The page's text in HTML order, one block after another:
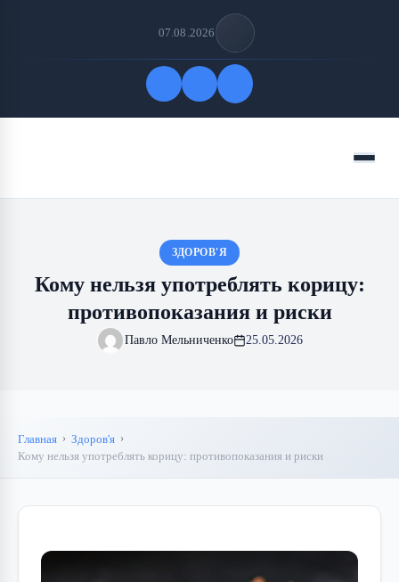
07.08.2026
Меню
ЗДОРОВ'Я
Кому нельзя употреблять корицу:
противопоказания и риски
Павло Мельниченко 25.05.2026
Главная
Здоров'я
Кому нельзя употреблять корицу: противопоказания и риски